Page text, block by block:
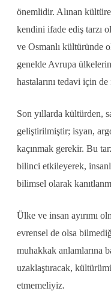
önemlidir. Alınan
kendini ifade ediş tarzı
ve Osmanlı kültüründe
genelde Avrupa
hastalarını tedavi için de
Son yıllarda kültürden,
geliştirilmiştir; isyan,
kaçınmak gerekir. Bu
bilinci etkileyerek,
bilimsel olarak
Ülke ve insan ayırımı
evrensel de olsa
muhakkak anlamlarına
uzaklaştıracak,
etmemeliyiz.